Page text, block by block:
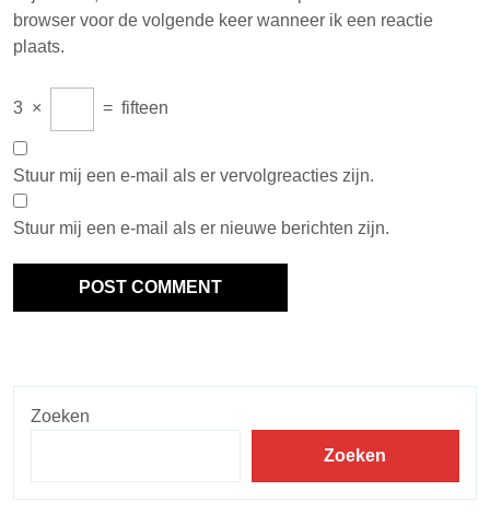
browser voor de volgende keer wanneer ik een reactie
plaats.
3 × = fifteen
Stuur mij een e-mail als er vervolgreacties zijn.
Stuur mij een e-mail als er nieuwe berichten zijn.
Zoeken
Zoeken